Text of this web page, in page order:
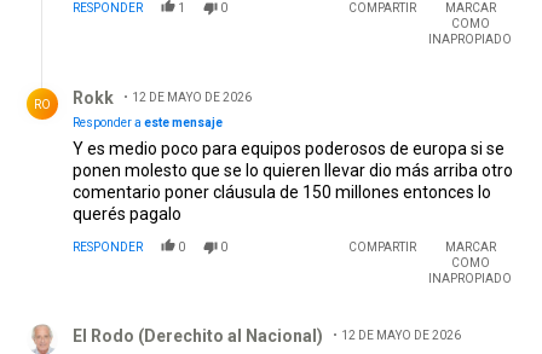
puesto, Armani debería irse en el próximo mercado o ser
suplente y entrar en algunos partidos para despedirse de
RESPONDER 1 0 COMPARTIR
MARCAR
COMO
INAPROPIADO
RO Rokk
12 DE MAYO DE 2026
Responder a este mensaje
Y es medio poco para equipos poderosos de europa si se
ponen molesto que se lo quieren llevar dio más arriba otro
comentario poner cláusula de 150 millones entonces lo
querés pagalo
RESPONDER 0 0 COMPARTIR
MARCAR
COMO
INAPROPIADO
El Rodo (Derechito al Nacional) 12 DE MAYO DE 2026